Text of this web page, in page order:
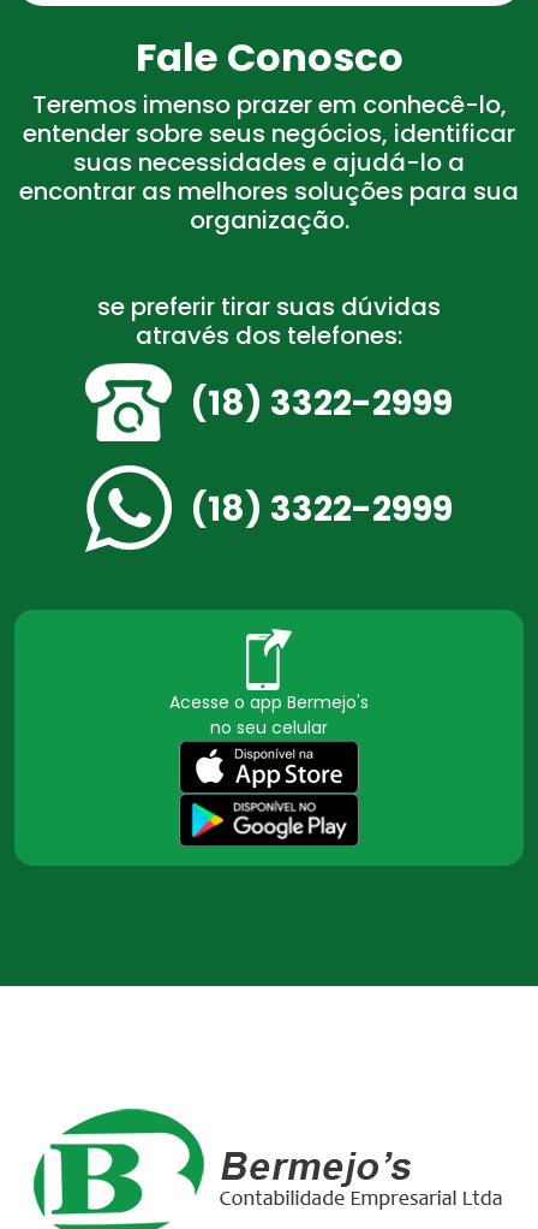
Fale Conosco
Teremos imenso prazer em conhecê-lo,
entender sobre seus negócios, identificar
suas necessidades e ajudá-lo a
encontrar as melhores soluções para sua
organização.
se preferir tirar suas dúvidas
através dos telefones:
(18) 3322-2999
(18) 3322-2999
Acesse o app Bermejo's
no seu celular